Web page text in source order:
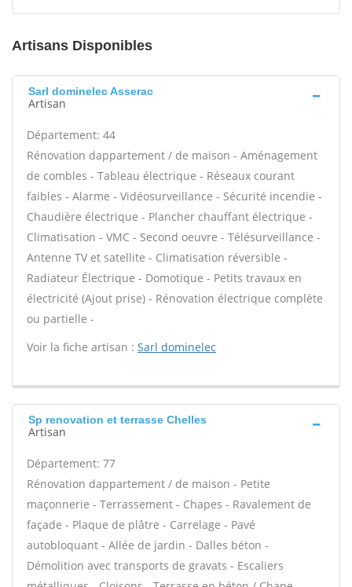
Artisans Disponibles
Sarl dominelec Asserac
Artisan
Département: 44
Rénovation dappartement / de maison - Aménagement
de combles - Tableau électrique - Réseaux courant
faibles - Alarme - Vidéosurveillance - Sécurité incendie -
Chaudière électrique - Plancher chauffant électrique -
Climatisation - VMC - Second oeuvre - Télésurveillance -
Antenne TV et satellite - Climatisation réversible -
Radiateur Électrique - Domotique - Petits travaux en
électricité (Ajout prise) - Rénovation électrique complète
ou partielle -
Voir la fiche artisan : Sarl dominelec
Sp renovation et terrasse Chelles
Artisan
Département: 77
Rénovation dappartement / de maison - Petite
maçonnerie - Terrassement - Chapes - Ravalement de
façade - Plaque de plâtre - Carrelage - Pavé
autobloquant - Allée de jardin - Dalles béton -
Démolition avec transports de gravats - Escaliers